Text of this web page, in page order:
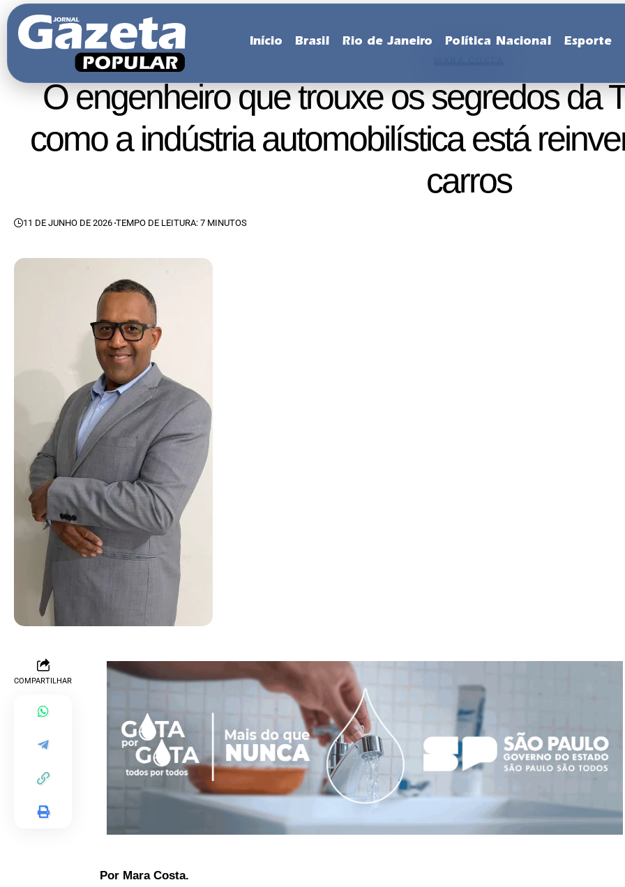
Início Brasil Rio de Janeiro Política Nacional Esporte
O engenheiro que trouxe os segredos da
como a indústria automobilística está
carros
11 DE JUNHO DE 2026 TEMPO DE LEITURA: 7 MINUTOS
COMPARTILHAR
Por Mara Costa.